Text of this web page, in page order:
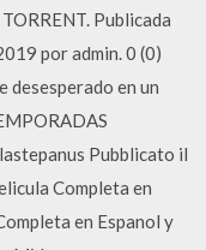
Publicada
por admin. 0 (0)
desesperado en un
Pubblicato il
Completa en
en Espanol y